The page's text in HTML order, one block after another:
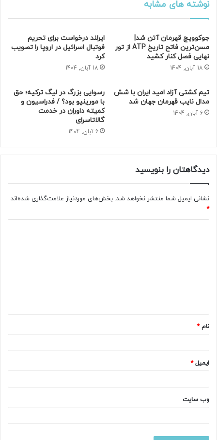
نوشته های مشابه
جوکوویچ قهرمان آتن شد|
مسن‌ترین فاتح تاریخ ATP از تور
نهایی فصل کنار کشید
18 آبان, 1404
ایرلند درخواست برای تحریم
فوتبال اسرائیل در اروپا را تصویب
کرد
18 آبان, 1404
تیم کشتی آزاد امید ایران با شش
مدال نایب قهرمان جهان شد
6 آبان, 1404
رسوایی بزرگ در لیگ ترکیه؛ حق
با مورینیو بود؟ / فدراسیون و
کمیته داوران در خدمت
گالاتاسرای
6 آبان, 1404
دیدگاهتان را بنویسید
نشانی ایمیل شما منتشر نخواهد شد. بخش‌های موردنیاز علامت‌گذاری شده‌اند
*
نام*
ایمیل*
وب‌ سایت